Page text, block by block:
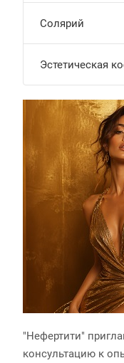
Солярий
Эстетическая
"Нефертити"
консультацию к